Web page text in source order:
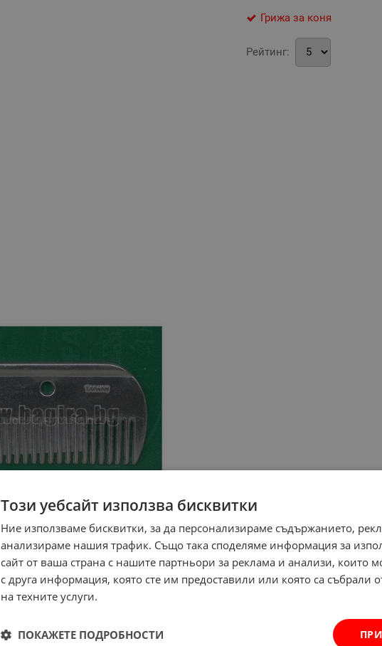
Грижа за коня
Рейтинг:
Този уебсайт използва бисквитки
Ние използваме бисквитки, за да персонализираме съдържанието,
анализираме нашия трафик. Също така споделяме информация за
сайт от ваша страна с нашите партньори за реклама и анализи, които
с друга информация, която сте им предоставили или която са събрали
на техните услуги.
ПОКАЖЕТЕ ПОДРОБНОСТИ